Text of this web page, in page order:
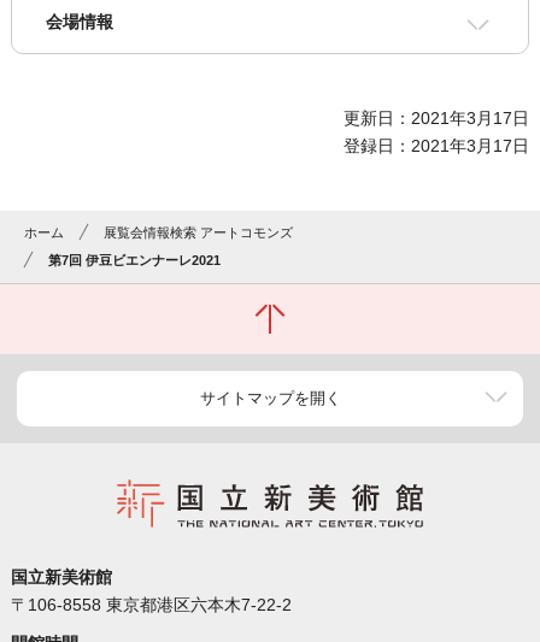
会場情報
更新日：2021年3月17日
登録日：2021年3月17日
ホーム
展覧会情報検索 アートコモンズ
第7回 伊豆ビエンナーレ2021
サイトマップを開く
国立新美術館
〒106-8558 東京都港区六本木7-22-2